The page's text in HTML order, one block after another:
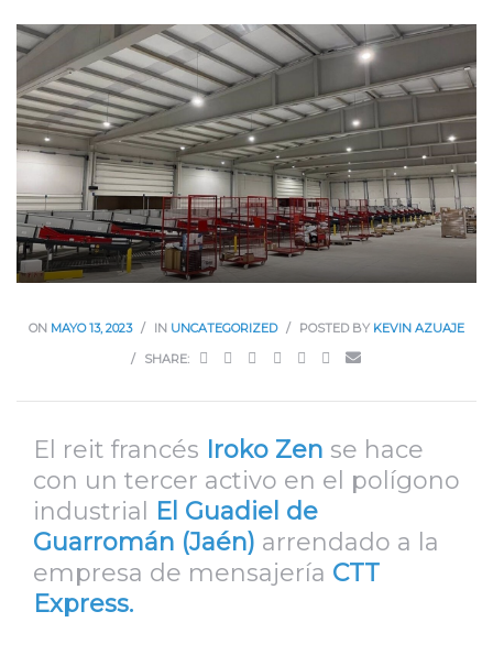
ON MAYO 13, 2023 IN UNCATEGORIZED POSTED BY KEVIN AZUAJE
SHARE:
El reit francés Iroko Zen se hace
con un tercer activo en el polígono
industrial
El Guadiel de
Guarromán (Jaén) arrendado a la
empresa de mensajería CTT
Express.